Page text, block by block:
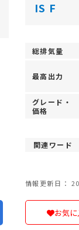
IS F
総排気量
最高出力
グレード・
価格
情報更新日：
お気
関連ワード